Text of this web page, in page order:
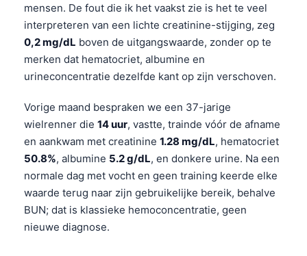
mensen. De fout die ik het vaakst zie is het te veel
interpreteren van een lichte creatinine-stijging, zeg
0,2 mg/dL boven de uitgangswaarde, zonder op te
merken dat hematocriet, albumine en
urineconcentratie dezelfde kant op zijn verschoven.
Vorige maand bespraken we een 37-jarige
wielrenner die 14 uur, vastte, trainde vóór de afname
en aankwam met creatinine 1.28 mg/dL, hematocriet
50.8%, albumine 5.2 g/dL, en donkere urine. Na een
normale dag met vocht en geen training keerde elke
waarde terug naar zijn gebruikelijke bereik, behalve
BUN; dat is klassieke hemoconcentratie, geen
nieuwe diagnose.